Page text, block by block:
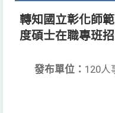
轉知國立彰化師
度碩士在職專班
發布單位： 120人